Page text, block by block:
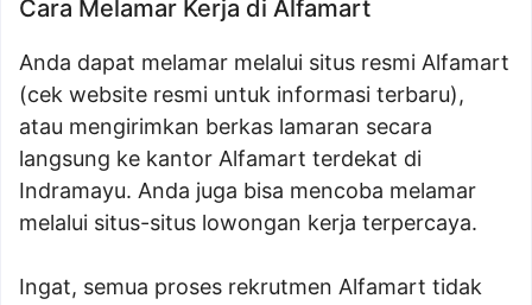
Cara Melamar Kerja di Alfamart
Anda dapat melamar melalui situs resmi Alfamart
(cek website resmi untuk informasi terbaru),
atau mengirimkan berkas lamaran secara
langsung ke kantor Alfamart terdekat di
Indramayu. Anda juga bisa mencoba melamar
melalui situs-situs lowongan kerja terpercaya.
Ingat, semua proses rekrutmen Alfamart tidak